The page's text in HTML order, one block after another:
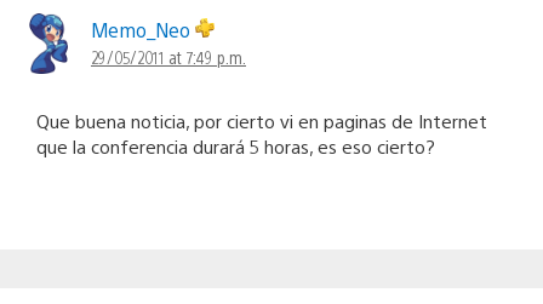
Memo_Neo
29/05/2011 at 7:49 p.m.
Que buena noticia, por cierto vi en paginas de Internet
que la conferencia durará 5 horas, es eso cierto?